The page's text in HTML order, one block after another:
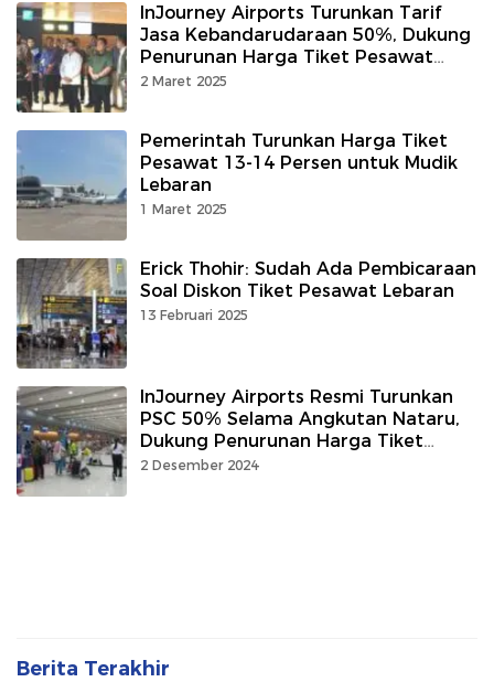
InJourney Airports Turunkan Tarif
Jasa Kebandarudaraan 50%, Dukung
Penurunan Harga Tiket Pesawat
Jelang Lebaran
2 Maret 2025
Pemerintah Turunkan Harga Tiket
Pesawat 13-14 Persen untuk Mudik
Lebaran
1 Maret 2025
Erick Thohir: Sudah Ada Pembicaraan
Soal Diskon Tiket Pesawat Lebaran
13 Februari 2025
InJourney Airports Resmi Turunkan
PSC 50% Selama Angkutan Nataru,
Dukung Penurunan Harga Tiket
Pesawat
2 Desember 2024
Berita Terakhir